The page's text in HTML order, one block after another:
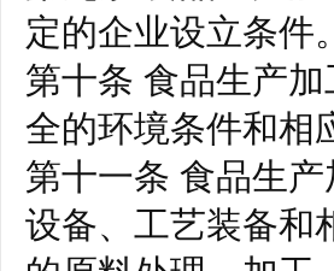
定的企业设立条件。
第十条 食品生产
全的环境条件和相
第十一条 食品生
设备、工艺装备和